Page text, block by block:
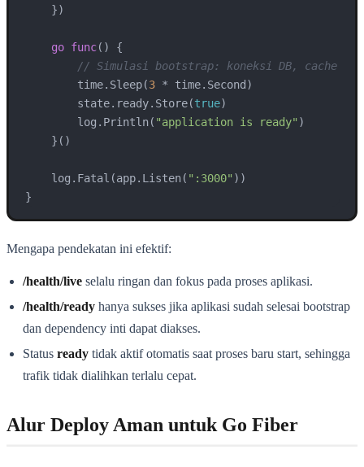
    })
go func() {
// Simulasi bootstrap: koneksi DB, cache
        time.Sleep(
3 * time.Second)
        state.ready.Store(
true)
        log.Println(
"application is ready" )
    }()
    log.Fatal(app.Listen(
":3000" ))
Mengapa pendekatan ini efektif:
/health/live selalu ringan dan fokus pada proses aplikasi.
/health/ready hanya sukses jika aplikasi sudah selesai bootstrap
dan dependency inti dapat diakses.
Status ready tidak aktif otomatis saat proses baru start, sehingga
trafik tidak dialihkan terlalu cepat.
Alur Deploy Aman untuk Go Fiber